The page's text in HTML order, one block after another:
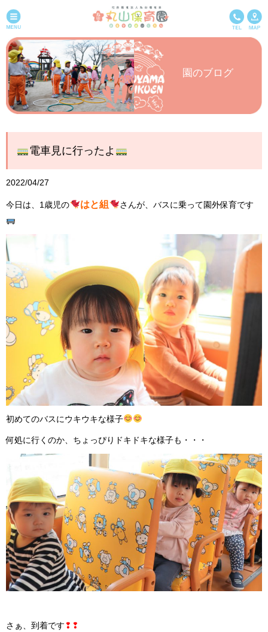
園のブログ
電車見に行ったよ
2022/04/27
今日は、1歳児の はと組 さんが、バスに乗って園外保育です
初めてのバスにウキウキな様子
何処に行くのか、ちょっぴりドキドキな様子も・・・
さぁ、到着です❢❢